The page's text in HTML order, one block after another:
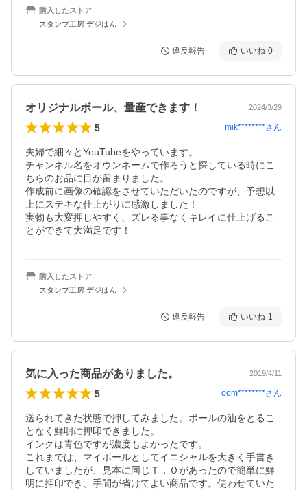
購入したストア
スタンプ工房 デジはん
違反報告 いいね 0
オリジナルボール、量産できます！ 2024/3/29
5 mik********さん
夫婦で細々とYouTubeをやっています。
チャンネル名をオウンネームで作ろうと探している時にこ
ちらのお品に目が留まりました。
作成前に画像の確認をさせていただいたのですが、予想以
上にステキな仕上がりに感激しました！
実物も大変押しやすく、ズレる事なくキレイに仕上げるこ
とができて大満足です！
購入したストア
スタンプ工房 デジはん
違反報告 いいね 1
気に入った商品がありました。 2019/4/11
5 oom********さん
送られてきた状態で押してみました。ボールの油をとるこ
となく鮮明に押印できました。
インクは青色ですが濃度もよかったです。
これまでは、マイボールとしてイニシャルを大きく手書き
していましたが、見本に同じＴ．Ｏがあったので簡単に鮮
明に押印でき、手間が省けてよい商品です。使わせていた